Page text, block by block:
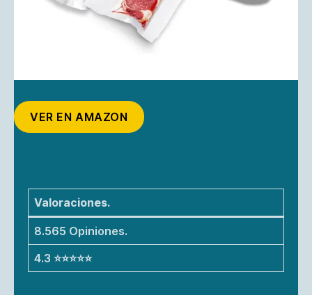
VER EN AMAZON
Valoraciones.
8.565 Opiniones.
4.3 ⭐⭐⭐⭐⭐